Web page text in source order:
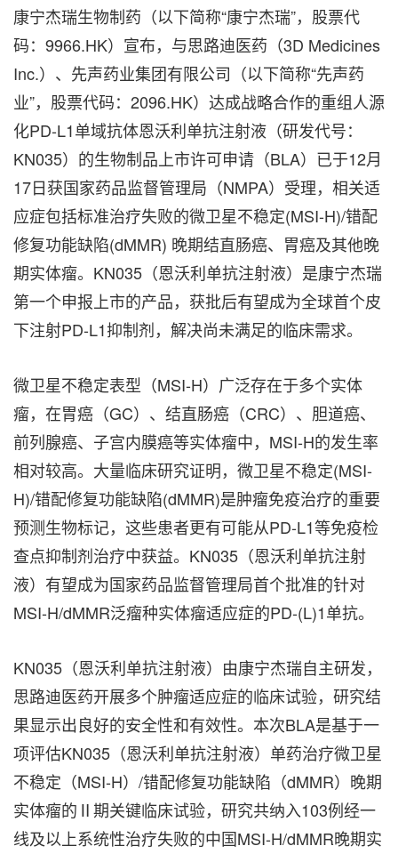
康宁杰瑞生物制药（以下简称“康宁杰瑞”，股票代
码：9966.HK）宣布，与思路迪医药（3D Medicines
Inc.）、先声药业集团有限公司（以下简称“先声药
业”，股票代码：2096.HK）达成战略合作的重组人源
化PD-L1单域抗体恩沃利单抗注射液（研发代号：
KN035）的生物制品上市许可申请（BLA）已于12月
17日获国家药品监督管理局（NMPA）受理，相关适
应症包括标准治疗失败的微卫星不稳定(MSI-H)/错配
修复功能缺陷(dMMR) 晚期结直肠癌、胃癌及其他晚
期实体瘤。KN035（恩沃利单抗注射液）是康宁杰瑞
第一个申报上市的产品，获批后有望成为全球首个皮
下注射PD-L1抑制剂，解决尚未满足的临床需求。
微卫星不稳定表型（MSI-H）广泛存在于多个实体
瘤，在胃癌（GC）、结直肠癌（CRC）、胆道癌、
前列腺癌、子宫内膜癌等实体瘤中，MSI-H的发生率
相对较高。大量临床研究证明，微卫星不稳定(MSI-
H)/错配修复功能缺陷(dMMR)是肿瘤免疫治疗的重要
预测生物标记，这些患者更有可能从PD-L1等免疫检
查点抑制剂治疗中获益。KN035（恩沃利单抗注射
液）有望成为国家药品监督管理局首个批准的针对
MSI-H/dMMR泛瘤种实体瘤适应症的PD-(L)1单抗。
KN035（恩沃利单抗注射液）由康宁杰瑞自主研发，
思路迪医药开展多个肿瘤适应症的临床试验，研究结
果显示出良好的安全性和有效性。本次BLA是基于一
项评估KN035（恩沃利单抗注射液）单药治疗微卫星
不稳定（MSI-H）/错配修复功能缺陷（dMMR）晚期
实体瘤的Ⅱ期关键临床试验，研究共纳入103例经一
线及以上系统性治疗失败的中国MSI-H/dMMR晚期实